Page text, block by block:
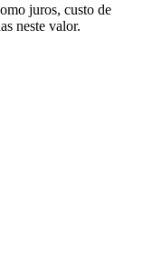
juros, custo de
neste valor.